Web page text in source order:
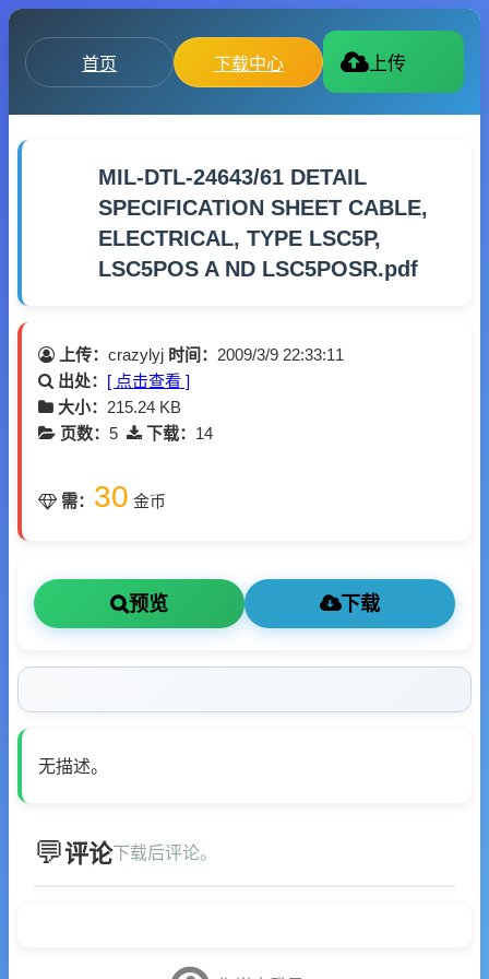
首页 下载中心 上传
MIL-DTL-24643/61 DETAIL
SPECIFICATION SHEET CABLE,
ELECTRICAL, TYPE LSC5P,
LSC5POS A ND LSC5POSR.pdf
上传： crazylyj 时间： 2009/3/9 22:33:11
出处： [ 点击查看 ]
大小： 215.24 KB
页数： 5 下载： 14
需： 30 金币
预览 下载
无描述。
评论下载后评论。